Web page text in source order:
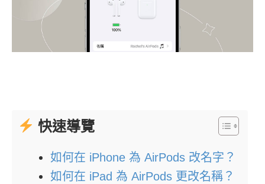
快速導覽
如何在 iPhone 為 AirPods 改名字？
如何在 iPad 為 AirPods 更改名稱？